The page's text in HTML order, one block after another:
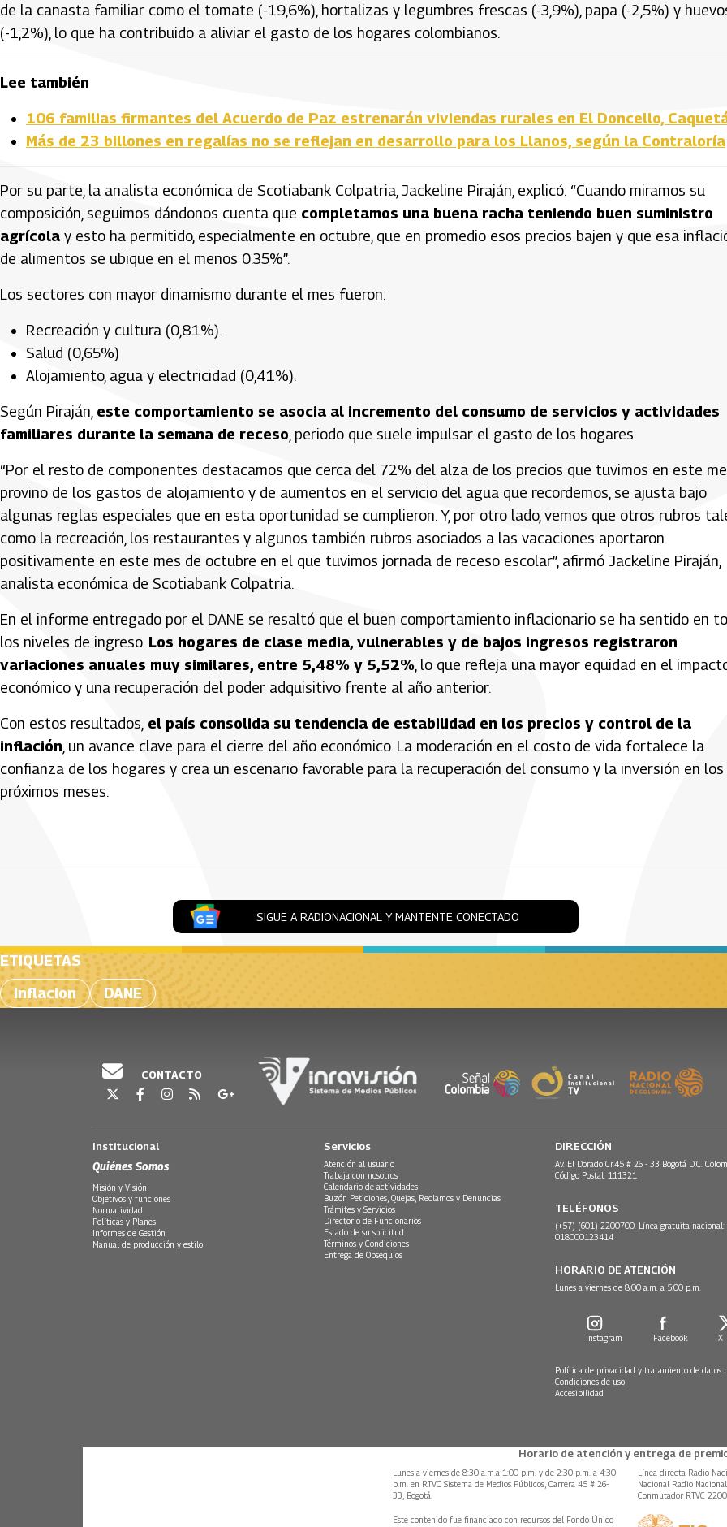
de la canasta familiar como el tomate (-19,6%), hortalizas y legumbres frescas (-3,9%), papa (-2,5%) y
(-1,2%), lo que ha contribuido a aliviar el gasto de los hogares colombianos.
Lee también
106 familias firmantes del Acuerdo de Paz estrenarán viviendas rurales en El Doncello,
Más de 23 billones en regalías no se reflejan en desarrollo para los Llanos, según la Contraloría
Por su parte, la analista económica de Scotiabank Colpatria, Jackeline Piraján, explicó: “Cuando miramos su
composición, seguimos dándonos cuenta que completamos una buena racha teniendo buen suministro
agrícola y esto ha permitido, especialmente en octubre, que en promedio esos precios bajen y que esa
de alimentos se ubique en el menos 0.35%”.
Los sectores con mayor dinamismo durante el mes fueron:
Recreación y cultura (0,81%).
Salud (0,65%)
Alojamiento, agua y electricidad (0,41%).
Según Piraján, este comportamiento se asocia al incremento del consumo de servicios y actividades
familiares durante la semana de receso , periodo que suele impulsar el gasto de los hogares.
“Por el resto de componentes destacamos que cerca del 72% del alza de los precios que tuvimos en este
provino de los gastos de alojamiento y de aumentos en el servicio del agua que recordemos, se ajusta bajo
algunas reglas especiales que en esta oportunidad se cumplieron. Y, por otro lado, vemos que otros rubros
como la recreación, los restaurantes y algunos también rubros asociados a las vacaciones aportaron
positivamente en este mes de octubre en el que tuvimos jornada de receso escolar”, afirmó Jackeline Piraján,
analista económica de Scotiabank Colpatria.
En el informe entregado por el DANE se resaltó que el buen comportamiento inflacionario se ha sentido en
los niveles de ingreso. Los hogares de clase media, vulnerables y de bajos ingresos registraron
variaciones anuales muy similares, entre 5,48% y 5,52% , lo que refleja una mayor equidad en el
económico y una recuperación del poder adquisitivo frente al año anterior.
Con estos resultados, el país consolida su tendencia de estabilidad en los precios y control de la
inflación , un avance clave para el cierre del año económico. La moderación en el costo de vida fortalece la
confianza de los hogares y crea un escenario favorable para la recuperación del consumo y la inversión en los
próximos meses.
SIGUE A RADIONACIONAL Y MANTENTE CONECTADO
ETIQUETAS
Inflacion
DANE
CONTACTO
Institucional
Quiénes Somos
Misión y Visión
Objetivos y funciones
Normatividad
Políticas y Planes
Informes de Gestión
Manual de producción y estilo
Servicios
Atención al usuario
Trabaja con nosotros
Calendario de actividades
Buzón Peticiones, Quejas, Reclamos y Denuncias
Trámites y Servicios
Directorio de Funcionarios
Estado de su solicitud
Términos y Condiciones
Entrega de Obsequios
DIRECCIÓN
Av. El Dorado Cr.45 # 26 - 33 Bogotá D.C.
Código Postal: 111321
TELÉFONOS
(+57) (601) 2200700. Línea gratuita nacional:
018000123414
HORARIO DE ATENCIÓN
Lunes a viernes de 8:00 a.m. a 5:00 p.m.
Instagram Facebook X
Política de privacidad y tratamiento de datos
Condiciones de uso
Accesibilidad
Horario de atención y entrega de
Lunes a viernes de 8:30 a.m.a 1:00 p.m. y de 2:30 p.m. a 4:30
p.m. en RTVC Sistema de Medios Públicos, Carrera 45 # 26-
33, Bogotá.
Línea directa Radio
Nacional Radio
Conmutador RTVC
Este contenido fue financiado con recursos del Fondo Único